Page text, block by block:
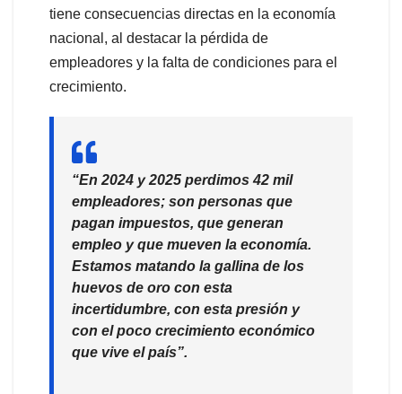
tiene consecuencias directas en la economía
nacional, al destacar la pérdida de
empleadores y la falta de condiciones para el
crecimiento.
“En 2024 y 2025 perdimos 42 mil
empleadores; son personas que
pagan impuestos, que generan
empleo y que mueven la economía.
Estamos matando la gallina de los
huevos de oro con esta
incertidumbre, con esta presión y
con el poco crecimiento económico
que vive el país”.